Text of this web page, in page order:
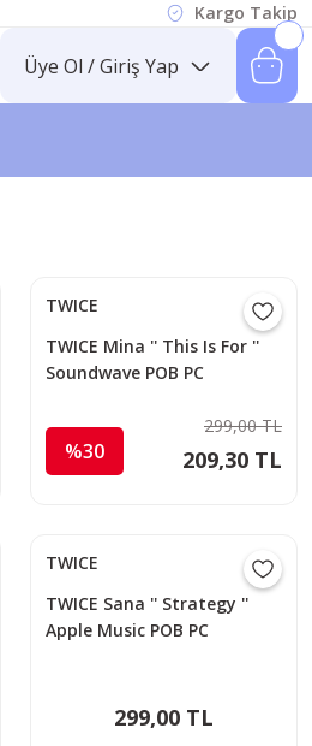
Kargo Takip
Üye Ol / Giriş Yap
TWICE
TWICE Mina '' This Is For ''
Soundwave POB PC
%30
299,00 TL
209,30 TL
TWICE
TWICE Sana '' Strategy ''
Apple Music POB PC
299,00 TL